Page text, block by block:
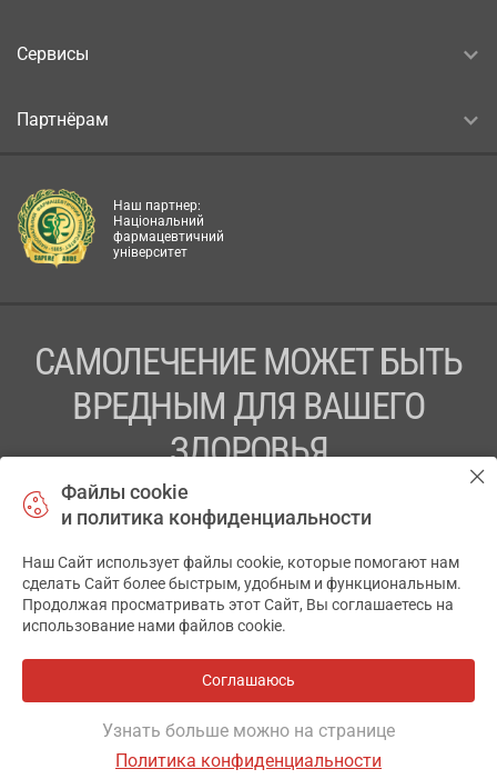
Сервисы
Партнёрам
Наш партнер:
Національний
фармацевтичний
університет
САМОЛЕЧЕНИЕ МОЖЕТ БЫТЬ
ВРЕДНЫМ ДЛЯ ВАШЕГО
ЗДОРОВЬЯ
ПЕРЕД ПРИМЕНЕНИЕМ ПРЕПАРАТА
ПРОКОНСУЛЬТИРУЙТЕСЬ С ВРАЧОМ
ТОВ «АПТЕКА 911.ЮА» Код ЄДРПОУ 43631965.
Отказ от ответственности
АПТЕКА911.ЮА
Файлы cookie
и политика конфиденциальности
Наш Сайт использует файлы cookie, которые помогают нам
сделать Сайт более быстрым, удобным и функциональным.
Продолжая просматривать этот Сайт, Вы соглашаетесь на
использование нами файлов cookie.
Соглашаюсь
Узнать больше можно на странице
Политика конфиденциальности
✕